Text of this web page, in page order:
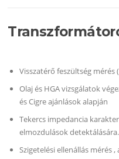
Visszatérő feszültség mérés
Olaj és HGA vizsgálatok
és Cigre ajánlások alapján
Tekercs impedancia
elmozdulások detektálására.
Szigetelési ellenállás mérés